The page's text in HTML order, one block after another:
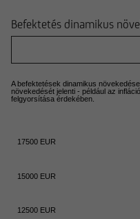
Befektetés dinamikus
A befektetések dinamikus
növekedését jelenti - például az
felgyorsítása érdekében.
12500 EUR
15000 EUR
17500 EUR